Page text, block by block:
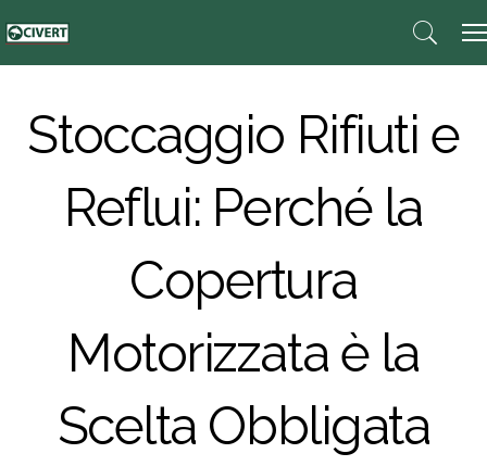
Stoccaggio Rifiuti e
Reflui: Perché la
Copertura
Motorizzata è la
Scelta Obbligata